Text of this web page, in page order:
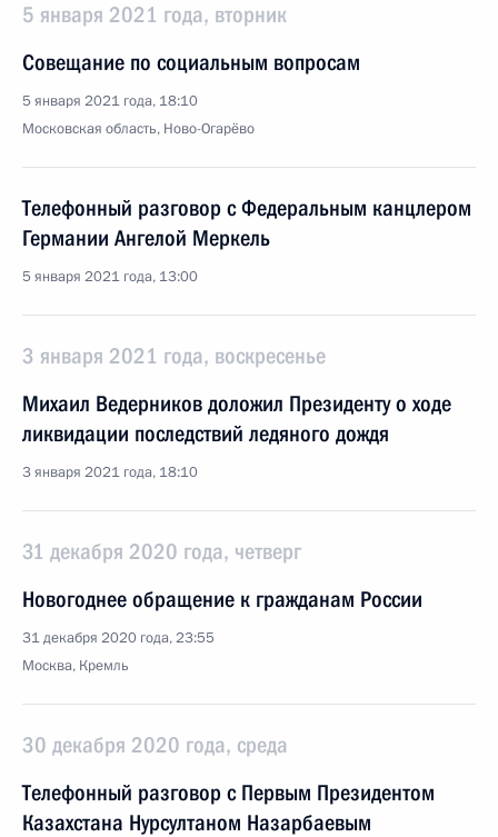
5 января 2021 года, вторник
Совещание по социальным вопросам
5 января 2021 года, 18:10
Московская область, Ново-Огарёво
Телефонный разговор с Федеральным канцлером
Германии Ангелой Меркель
5 января 2021 года, 13:00
3 января 2021 года, воскресенье
Михаил Ведерников доложил Президенту о ходе
ликвидации последствий ледяного дождя
3 января 2021 года, 18:10
31 декабря 2020 года, четверг
Новогоднее обращение к гражданам России
31 декабря 2020 года, 23:55
Москва, Кремль
30 декабря 2020 года, среда
Телефонный разговор с Первым Президентом
Казахстана Нурсултаном Назарбаевым